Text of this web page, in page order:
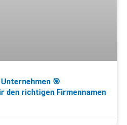
🎯
den richtigen Firmennamen